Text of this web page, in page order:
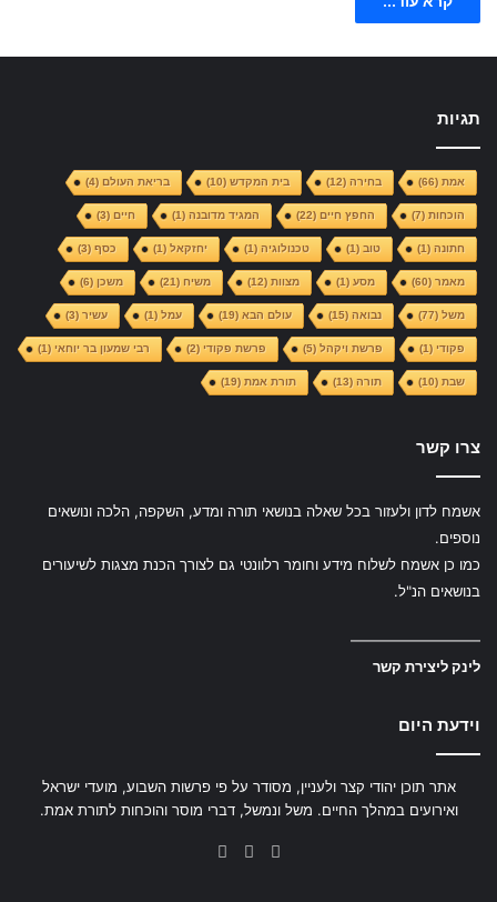
תגיות
אמת(66) בחירה(12) בית המקדש(10) בריאת העולם(4)
הוכחות(7) החפץ חיים(22) המגיד מדובנה(1) חיים(3)
חתונה(1) טוב(1) טכנולוגיה(1) יחזקאל(1) כסף(3)
מאמר(60) מסע(1) מצוות(12) משיח(21) משכן(6)
משל(77) נבואה(15) עולם הבא(19) עמל(1) עשיר(3)
פקודי (1) פרשת ויקהל(5) פרשת פקודי (2) רבי שמעון בר יוחאי (1)
שבת(10) תורה(13) תורת אמת(19)
צרו קשר
אשמח לדון ולעזור בכל שאלה בנושאי תורה ומדע, השקפה, הלכה ונושאים
נוספים.
כמו כן אשמח לשלוח מידע וחומר רלוונטי גם לצורך הכנת מצגות לשיעורים
בנושאים הנ"ל.
—————————
לינק ליצירת קשר
וידעת היום
אתר תוכן יהודי קצר ולעניין, מסודר על פי פרשות השבוע, מועדי ישראל
ואירועים במהלך החיים. משל ונמשל, דברי מוסר והוכחות לתורת אמת.
Facebook
X